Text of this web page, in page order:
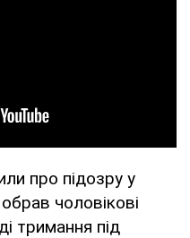
про підозру у
чоловікові
тримання під